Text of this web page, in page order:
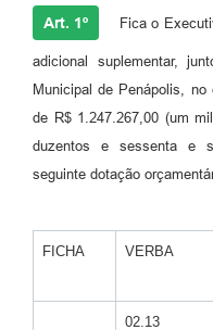
Art. 1º Fica o
adicional suplementar,
Municipal de Penápolis,
de R$ 1.247.267,00 (um
duzentos e sessenta e
seguinte dotação
FICHA VERBA
02.13